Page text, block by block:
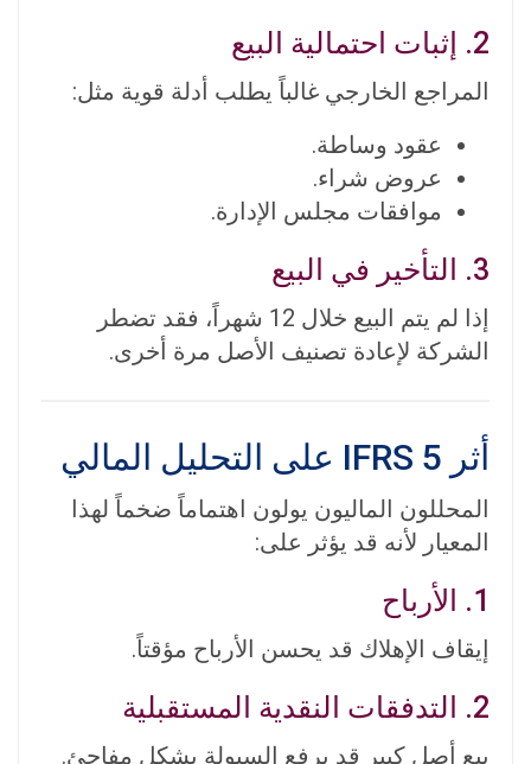
2. إثبات احتمالية البيع
المراجع الخارجي غالباً يطلب أدلة قوية مثل:
عقود وساطة.
عروض شراء.
موافقات مجلس الإدارة.
3. التأخير في البيع
إذا لم يتم البيع خلال 12 شهراً، فقد تضطر
الشركة لإعادة تصنيف الأصل مرة أخرى.
أثر IFRS 5 على التحليل المالي
المحللون الماليون يولون اهتماماً ضخماً لهذا
المعيار لأنه قد يؤثر على:
1. الأرباح
إيقاف الإهلاك قد يحسن الأرباح مؤقتاً.
2. التدفقات النقدية المستقبلية
بيع أصل كبير قد يرفع السيولة بشكل مفاجئ.